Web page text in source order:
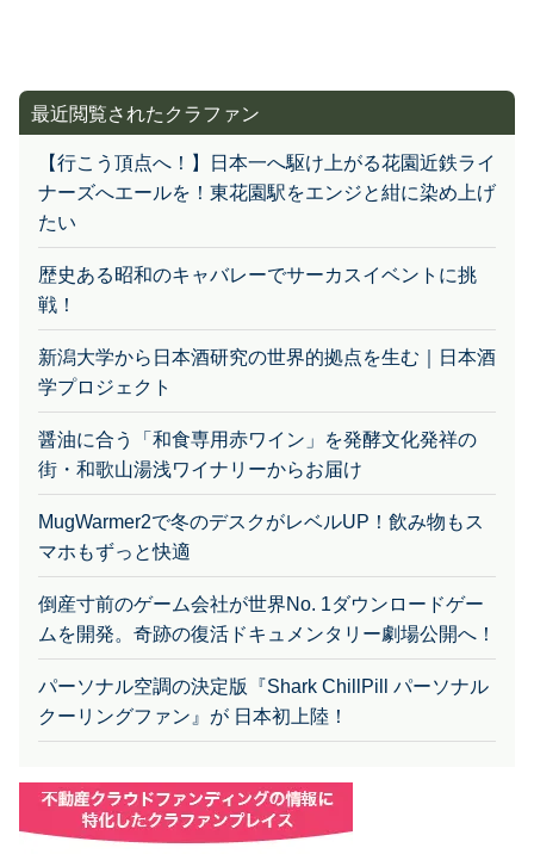
【行こう頂点へ！】日本一へ駆け上がる花園近鉄ライ
ナーズへエールを！東花園駅をエンジと紺に染め上げ
たい
戦！
学プロジェクト
街・和歌山湯浅ワイナリーからお届け
マホもずっと快適
ムを開発。奇跡の復活ドキュメンタリー劇場公開へ！
クーリングファン』が 日本初上陸！